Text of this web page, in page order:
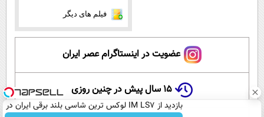
فیلم های دیگر
عضویت در اینستاگرام عصر ایران
۱۵ سال پیش در چنین روزی
بازدید از IM LS7 لوکس ترین شاسی بلند برقی ایران در